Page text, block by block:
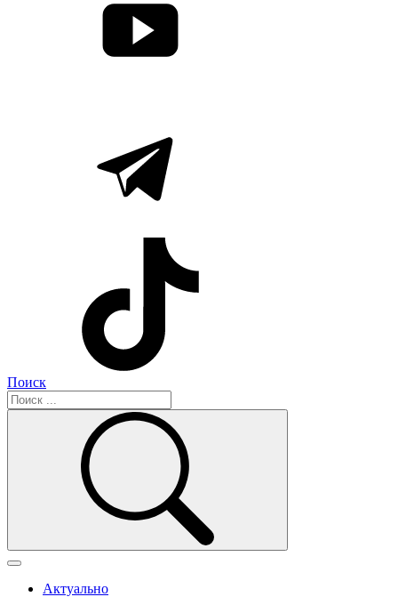
Поиск
Актуально